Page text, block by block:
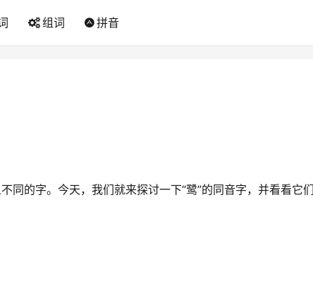
组词 拼音
的字。今天，我们就来探讨一下“鹭”的同音字，并看看它